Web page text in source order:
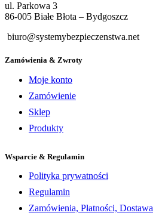
ul. Parkowa 3
86-005 Białe Błota – Bydgoszcz
biuro@systemybezpieczenstwa.net
Zamówienia & Zwroty
Moje konto
Zamówienie
Sklep
Produkty
Wsparcie & Regulamin
Polityka prywatności
Regulamin
Zamówienia, Płatności, Dostawa